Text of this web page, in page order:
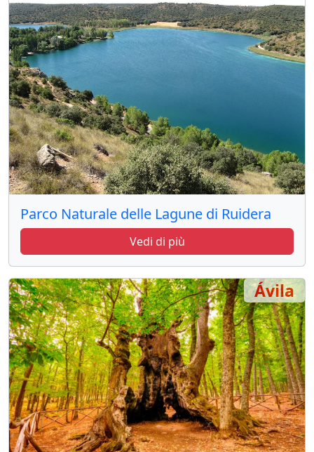
Parco Naturale delle Lagune di Ruidera
Vedi di più
Ávila